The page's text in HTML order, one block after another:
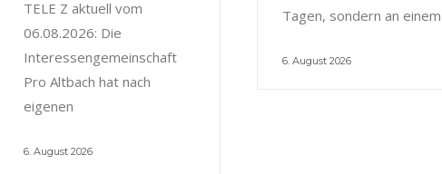
TELE Z aktuell vom
06.08.2026: Die
Interessengemeinschaft
Pro Altbach hat nach
eigenen
6. August 2026
Tagen, sondern an einem
6. August 2026